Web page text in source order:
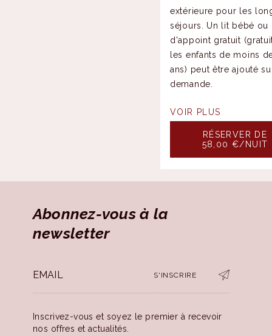
extérieure pour les
séjours. Un lit bébé ou
d'appoint gratuit
les enfants de moins
ans) peut être ajouté
demande.
VOIR PLUS
RÉSERVER DE
58,00 €/NUIT
Abonnez-vous à la
newsletter
S'INSCRIRE
Inscrivez-vous et soyez le premier à recevoir
nos offres et actualités.